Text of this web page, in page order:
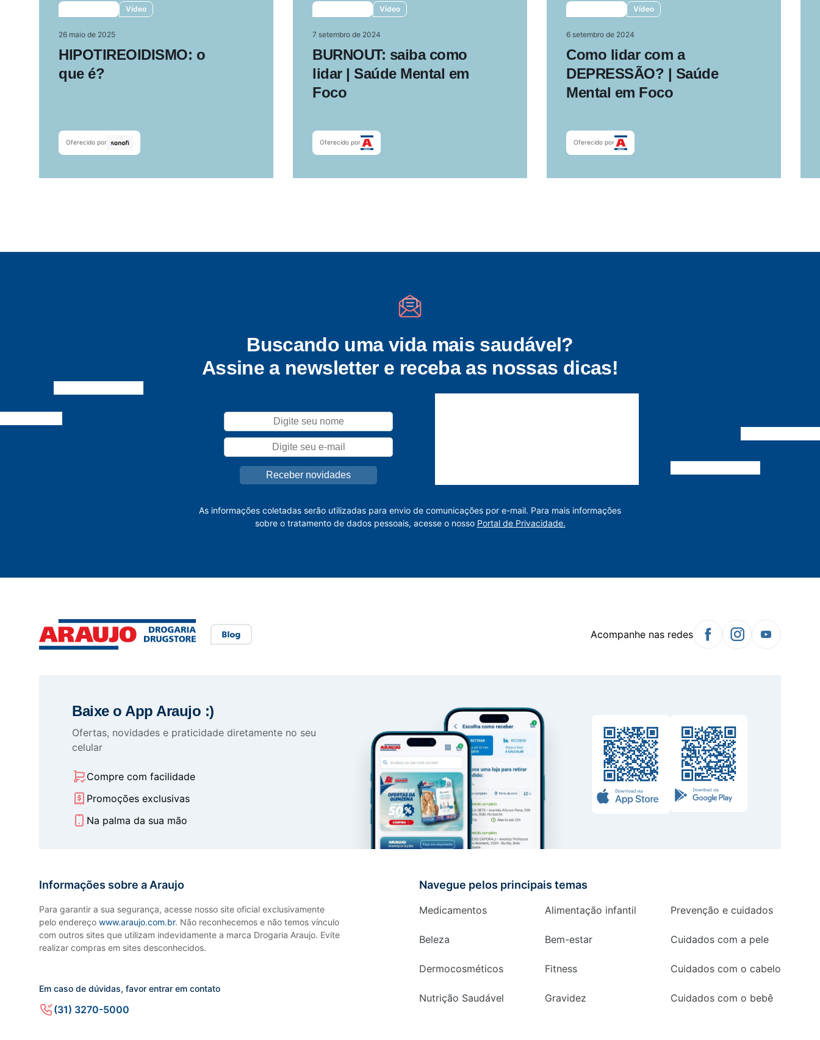
Vídeo
26 maio de 2025
HIPOTIREOIDISMO: o
que é?
Oferecido por
Vídeo
7 setembro de 2024
BURNOUT: saiba como
lidar | Saúde Mental em
Foco
Oferecido por
Vídeo
6 setembro de 2024
Como lidar com a
DEPRESSÃO? | Saúde
Mental em Foco
Oferecido por
Buscando uma vida mais saudável?
Assine a newsletter e receba as nossas dicas!
As informações coletadas serão utilizadas para envio de comunicações por e-mail. Para mais informações
sobre o tratamento de dados pessoais, acesse o nosso Portal de Privacidade.
Acompanhe nas redes
Baixe o App Araujo :)
Ofertas, novidades e praticidade diretamente no seu
celular
Compre com facilidade
Promoções exclusivas
Na palma da sua mão
Informações sobre a Araujo
Para garantir a sua segurança, acesse nosso site oficial exclusivamente
pelo endereço www.araujo.com.br. Não reconhecemos e não temos vínculo
com outros sites que utilizam indevidamente a marca Drogaria Araujo. Evite
realizar compras em sites desconhecidos.
Em caso de dúvidas, favor entrar em contato
(31) 3270-5000
Navegue pelos principais temas
Medicamentos
Beleza
Dermocosméticos
Nutrição Saudável
Alimentação infantil
Bem-estar
Fitness
Gravidez
Prevenção e cuidados
Cuidados com a pele
Cuidados com o cabelo
Cuidados com o bebê